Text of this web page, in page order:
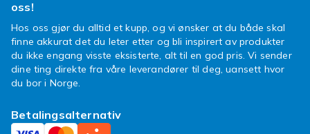
kan reparere?
Så, hva venter du på? Dykk inn i vårt utvalg og
gi din Samsung Galaxy A20 den
oppmerksomheten den fortjener. En frisk
mobil er bare noen klikk unna!
oss!
Hos oss gjør du alltid et kupp, og vi ønsker at du både skal
finne akkurat det du leter etter og bli inspirert av produkter
du ikke engang visste eksisterte, alt til en god pris. Vi sender
dine ting direkte fra våre leverandører til deg, uansett hvor
du bor i Norge.
Betalingsalternativ